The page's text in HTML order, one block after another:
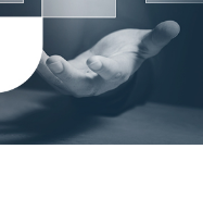
4698
80240-000